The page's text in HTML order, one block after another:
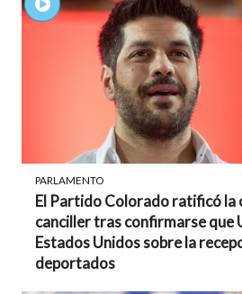
PARLAMENTO
El Partido Colorado ratificó la
canciller tras confirmarse que
Estados Unidos sobre la
deportados